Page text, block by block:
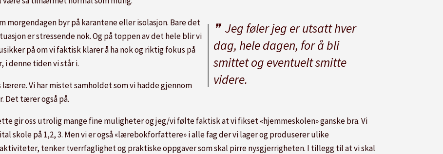
Jeg føler jeg er utsatt hver
dag, hele dagen, for å bli
smittet og eventuelt smitte
videre.
morgendagen byr på karantene eller isolasjon. Bare det
er stressende nok. Og på toppen av det hele blir vi
på om vi faktisk klarer å ha nok og riktig fokus på
i denne tiden vi står i.
Vi har mistet samholdet som vi hadde gjennom
Det tærer også på.
gir oss utrolig mange fine muligheter og jeg/vi følte faktisk at vi fikset «hjemmeskolen» ganske bra. Vi
skole på 1,2, 3. Men vi er også «lærebokforfattere» i alle fag der vi lager og produserer ulike
tenker tverrfaglighet og praktiske oppgaver som skal pirre nysgjerrigheten. I tillegg til at vi skal